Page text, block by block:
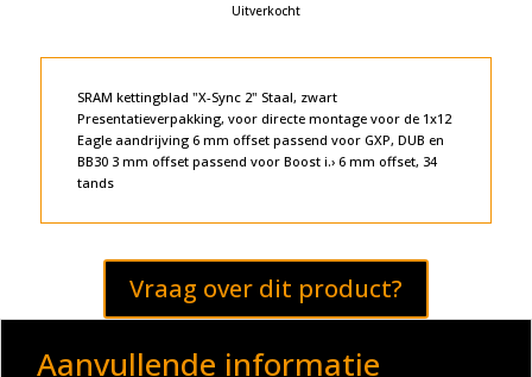
Uitverkocht
SRAM kettingblad "X-Sync 2" Staal, zwart
Presentatieverpakking, voor directe montage voor de 1x12
Eagle aandrijving 6 mm offset passend voor GXP, DUB en
BB30 3 mm offset passend voor Boost i.› 6 mm offset, 34
tands
Vraag over dit product?
Aanvullende informatie